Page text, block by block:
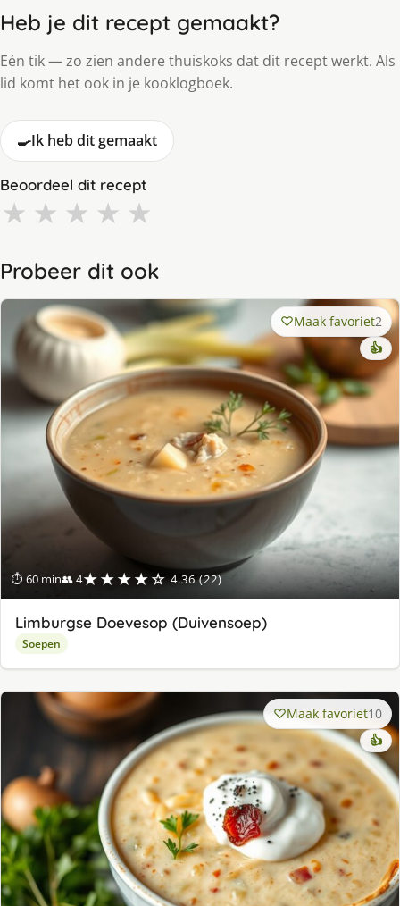
Heb je dit recept gemaakt?
Eén tik — zo zien andere thuiskoks dat dit recept werkt. Als
lid komt het ook in je kooklogboek.
🍳Ik heb dit gemaakt
Beoordeel dit recept
★ ★ ★ ★ ★
Probeer dit ook
⏱ 60 min👥 4★★★★☆ 4.36 (22)
Maak favoriet2
👍
Limburgse Doevesop (Duivensoep)
Soepen
Maak favoriet10
👍